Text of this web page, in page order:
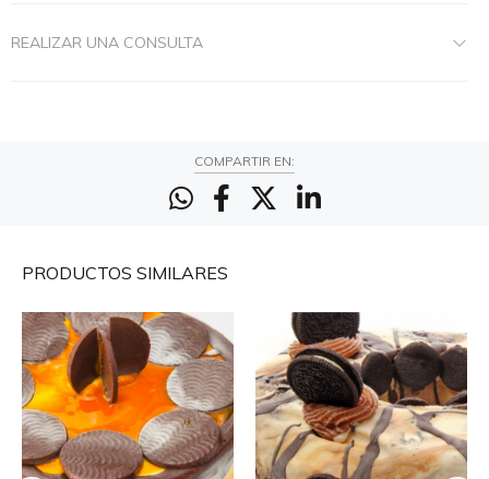
REALIZAR UNA CONSULTA
COMPARTIR EN:
PRODUCTOS SIMILARES